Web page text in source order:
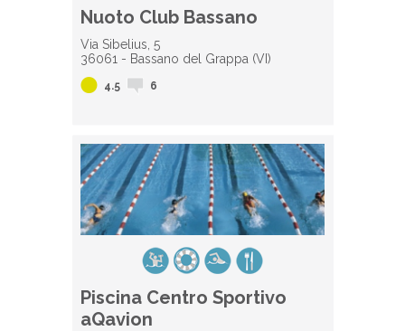
Nuoto Club Bassano
Via Sibelius, 5
36061 - Bassano del Grappa (VI)
4.5 6
Piscina Centro Sportivo
aQavion